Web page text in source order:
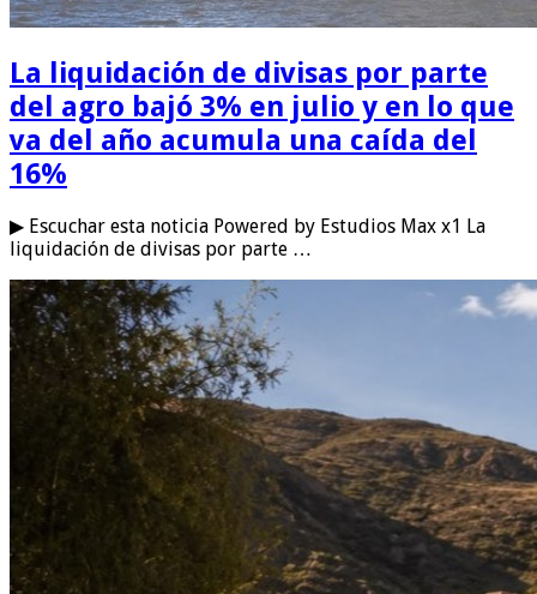
La liquidación de divisas por parte
del agro bajó 3% en julio y en lo que
va del año acumula una caída del
16%
▶ Escuchar esta noticia Powered by Estudios Max x1 La
liquidación de divisas por parte …